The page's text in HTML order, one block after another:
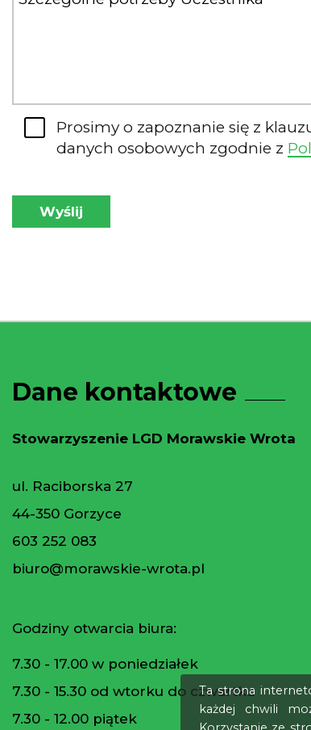
Prosimy o zapoznanie się z
danych osobowych zgodnie z
Wyślij
Dane kontaktowe
Stowarzyszenie LGD Morawskie Wrota
ul. Raciborska 27
44-350 Gorzyce
603 252 083
biuro@morawskie-wrota.pl
Godziny otwarcia biura:
7.30 - 17.00 w poniedziałek
7.30 - 15.30 od wtorku do czwartku
7.30 - 12.00 piątek
Ta strona
każdej chwili